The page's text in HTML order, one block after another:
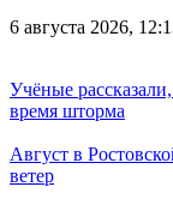
6 августа 2026,
Учёные
время шторма
Август в
ветер